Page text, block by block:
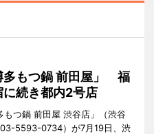
多もつ鍋 前田屋」 福
に続き都内2号店
もつ鍋 前田屋 渋谷店」（渋谷
5593-0734）が7月19日、渋